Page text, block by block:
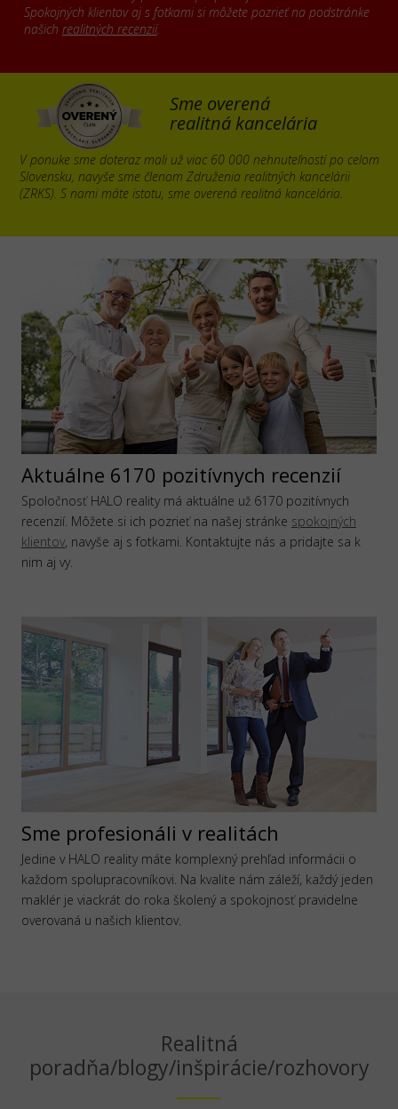
Spokojných klientov aj s fotkami si môžete pozrieť na podstránke
našich realitných recenzií.
Sme overená
realitná kancelária
V ponuke sme doteraz mali už viac 60 000 nehnuteľností po celom
Slovensku, navyše sme členom Združenia realitných kancelárii
(ZRKS). S nami máte istotu, sme overená realitná kancelária.
Aktuálne 6170 pozitívnych recenzií
Spoločnosť HALO reality má aktuálne už 6170 pozitívnych
recenzií. Môžete si ich pozrieť na našej stránke spokojných
klientov, navyše aj s fotkami. Kontaktujte nás a pridajte sa k
nim aj vy.
Sme profesionáli v realitách
Jedine v HALO reality máte komplexný prehľad informácii o
každom spolupracovníkovi. Na kvalite nám záleží, každý jeden
maklér je viackrát do roka školený a spokojnosť pravidelne
overovaná u našich klientov.
Realitná
poradňa/blogy/inšpirácie/rozhovory